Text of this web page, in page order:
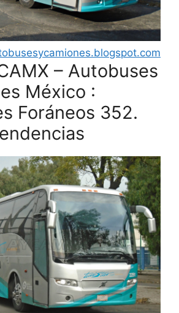
– Autobuses
México :
Foráneos 352.